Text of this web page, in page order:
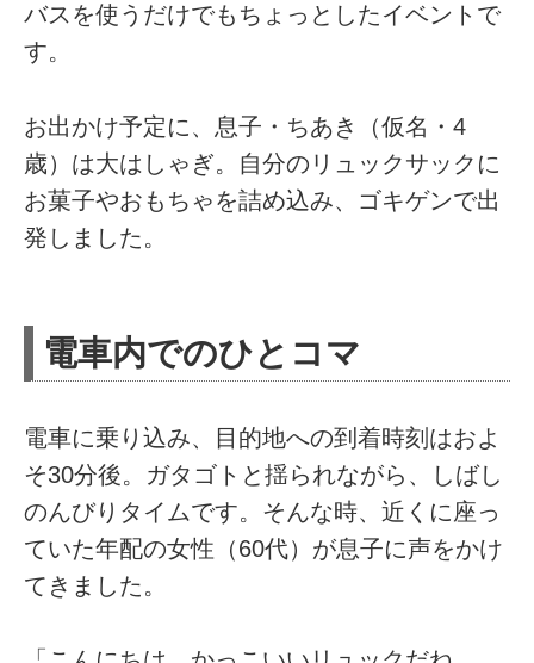
バスを使うだけでもちょっとしたイベントで
す。
お出かけ予定に、息子・ちあき（仮名・4
歳）は大はしゃぎ。自分のリュックサックに
お菓子やおもちゃを詰め込み、ゴキゲンで出
発しました。
電車内でのひとコマ
電車に乗り込み、目的地への到着時刻はおよ
そ30分後。ガタゴトと揺られながら、しばし
のんびりタイムです。そんな時、近くに座っ
ていた年配の女性（60代）が息子に声をかけ
てきました。